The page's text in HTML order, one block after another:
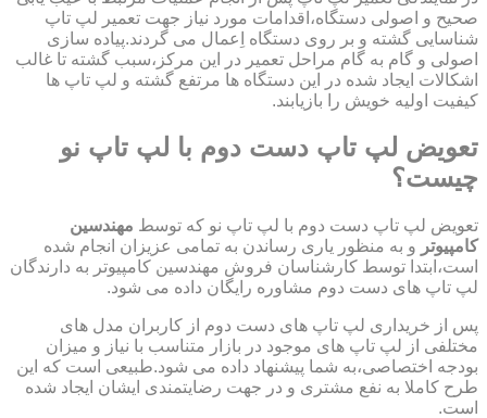
صحیح و اصولی دستگاه،اقدامات مورد نیاز جهت تعمیر لپ تاپ
شناسایی گشته و بر روی دستگاه اِعمال می گردند.پیاده سازی
اصولی و گام به گام مراحل تعمیر در این مرکز،سبب گشته تا غالب
اشکالات ایجاد شده در این دستگاه ها مرتفع گشته و لپ تاپ ها
کیفیت اولیه خویش را بازیابند.
تعویض لپ تاپ دست دوم با لپ تاپ نو
چیست؟
تعویض لپ تاپ دست دوم با لپ تاپ نو که توسط مهندسین
کامپیوتر و به منظور یاری رساندن به تمامی عزیزان انجام شده
است،ابتدا توسط کارشناسان فروش مهندسین کامپیوتر به دارندگان
لپ تاپ های دست دوم مشاوره رایگان داده می شود.
پس از خریداری لپ تاپ های دست دوم از کاربران مدل های
مختلفی از لپ تاپ های موجود در بازار متناسب با نیاز و میزان
بودجه اختصاصی،به شما پیشنهاد داده می شود.طبیعی است که این
طرح کاملا به نفع مشتری و در جهت رضایتمندی ایشان ایجاد شده
است.